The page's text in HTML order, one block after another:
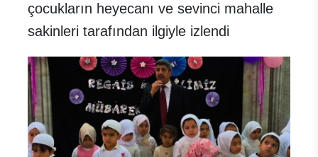
çocukların heyecanı ve sevinci mahalle
sakinleri tarafından ilgiyle izlendi